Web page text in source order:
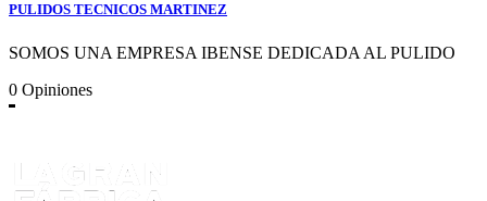
PULIDOS TECNICOS MARTINEZ
SOMOS UNA EMPRESA IBENSE DEDICADA AL PULIDO
0 Opiniones